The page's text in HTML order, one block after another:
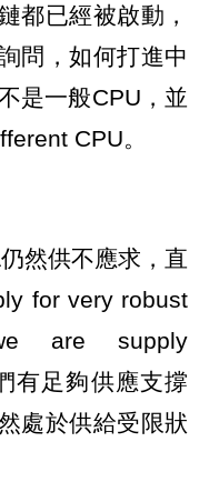
都已經被啟動，
問，如何打進中
是一般CPU，並
CPU。
然供不應求，直
for very robust
are supply
有足夠供應支撐
處於供給受限狀